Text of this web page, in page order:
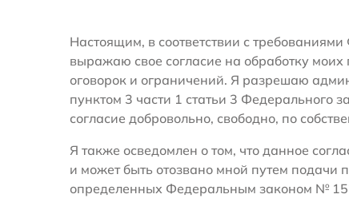
Настоящим, в соответствии с
выражаю свое согласие на обработку
оговорок и ограничений. Я разрешаю
пунктом 3 части 1 статьи 3
согласие добровольно, свободно, по
Я также осведомлен о том, что данное
и может быть отозвано мной путем подачи
определенных Федеральным законом №